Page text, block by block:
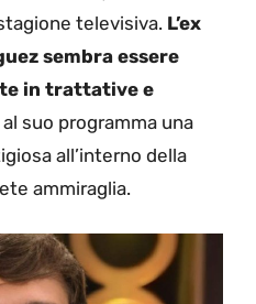
televisiva. L’ex
sembra essere
in trattative e
suo programma una
all’interno della
ammiraglia.